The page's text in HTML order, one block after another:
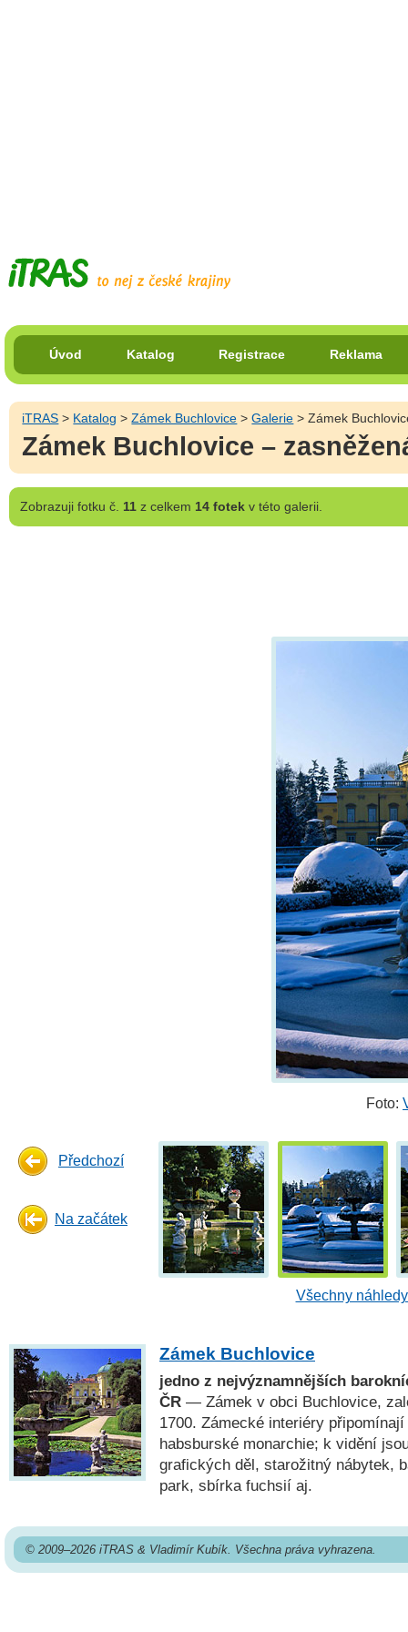
Úvod Katalog Registrace Reklama
iTRAS > Katalog >Zámek Buchlovice >Galerie > Zámek
Zámek Buchlovice –
Zobrazujifotku č. 11z celkem 14 fotekv této galerii.
Foto:
Předchozí
Na začátek
Všechny
Zámek Buchlovice
jedno z nejvýznamnějších
ČR — Zámek v obci Buchlovice,
1700. Zámecké interiéry
habsburské monarchie; k vidění
grafických děl, starožitný nábytek,
park, sbírka fuchsií aj.
© 2009–2026 iTRAS & Vladimír Kubík. Všechna práva vyhrazena.